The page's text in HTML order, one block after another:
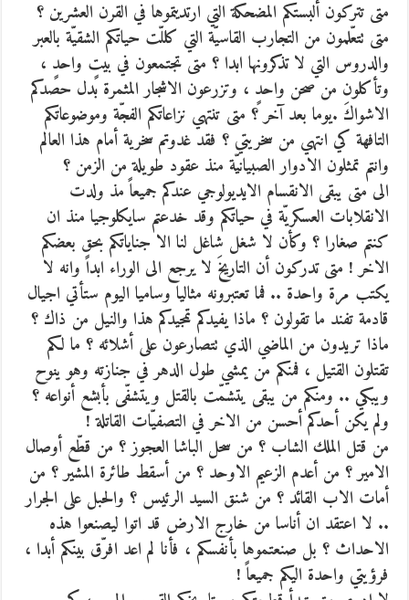
متى تتركون ألبستكم المضحكة التي ارتديتموها في القرن العشرين ؟
متى تتعّلمون من التجارب القاسيّة التي كللّت حياتكم الشقيّة بالعبر
والدروس التي لا تذكرونها ابدا ؟ متى تجتمعون في بيتٍ واحدٍ ،
وتأكلون من صحن واحدٍ ، وتزرعون الاشجار المثمرة بدل حصدكم
الاشواكَ .يوما بعد آخر ؟ متى تنتهي نزاعاتكم الفجّة وموضوعاتكم
التافهة كي انتهي من سخريتي ؟ فقد غدوتم سخرية أمام هذا العالم
وانتم تمثلون الادوار الصبيانيّة منذ عقود طويلة من الزمن ؟
الى متى يبقى الانقسام الايديولوجي عندكم جميعاً مذ ولدت
الانقلابات العسكريّة في حياتكم وقد خدعتم سايكلوجيا منذ ان
كنتم صغارا ؟ وكأن لا شغل شاغل لنا الا جناياتكم بحق بعضكم
الاخر ! متى تدركون أن التاريخَ لا يرجع الى الوراء ابداً وانه لا
يكتب مرة واحدة .. فما تعتبرونه مثاليا وساميا اليوم ستأتي اجيال
قادمة تفند ما تقولون ؟ ماذا يفيدكم تمجيدكم هذا والنيل من ذاك ؟
ماذا تريدون من الماضي الذي تتصارعون على أشلائه ؟ ما لكم
تقتلون القتيل ، فمنكم من يمشي طول الدهر في جنازته وهو ينوح
ويبكي .. ومنكم من يبقى يتشمّت بالقتل ويتشفّى بأبشع أنواعه ؟
ولم يكن أحدكم أحسن من الاخر في التصفيّات القاتلة !
من قتل الملك الشاب ؟ من سحل الباشا العجوز ؟ من قطّع أوصال
الامير ؟ من أعدم الزعيم الاوحد ؟ من أسقط طائرة المشير ؟ من
أمات الاب القائد ؟ من شنق السيد الرئيس ؟ والحبل على الجرار
.. لا اعتقد ان أناسا من خارج الارض قد اتوا ليصنعوا هذه
الاحداث ؟ بل صنعتموها بأنفسكم ، فأنا لم اعد افرّق بينكم أبدا ،
فرؤيتي واحدة اليكم جميعاً !